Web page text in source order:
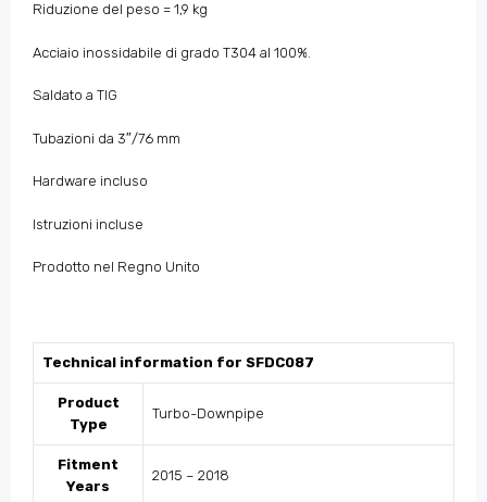
Riduzione del peso = 1,9 kg
Acciaio inossidabile di grado T304 al 100%.
Saldato a TIG
Tubazioni da 3″/76 mm
Hardware incluso
Istruzioni incluse
Prodotto nel Regno Unito
Technical information for SFDC087
Product
Type
Turbo-Downpipe
Fitment
Years
2015 – 2018